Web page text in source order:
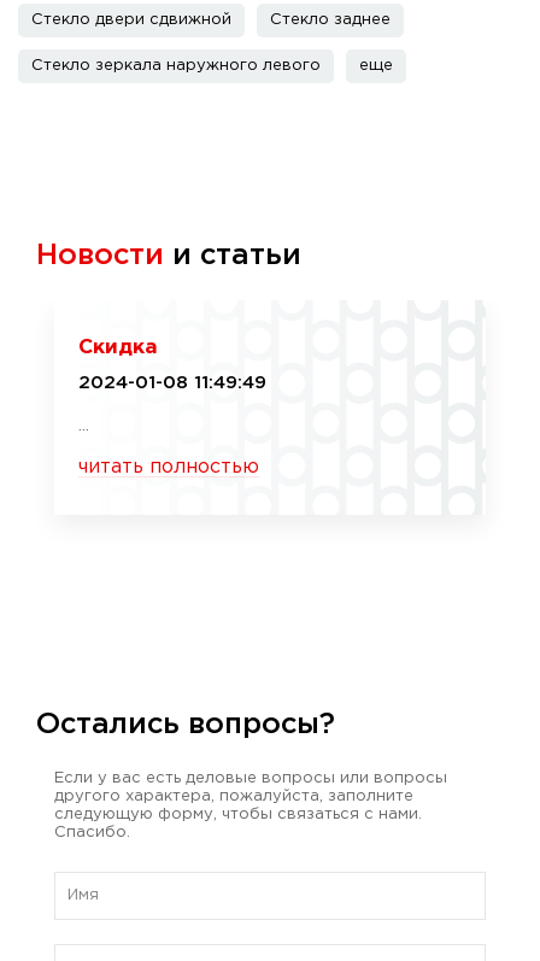
Стекло двери сдвижной Стекло заднее
Стекло зеркала наружного левого еще
Новости и статьи
Скидка
2024-01-08 11:49:49
читать полностью
Остались вопросы?
Если у вас есть деловые вопросы или вопросы
другого характера, пожалуйста, заполните
следующую форму, чтобы связаться с нами.
Спасибо.